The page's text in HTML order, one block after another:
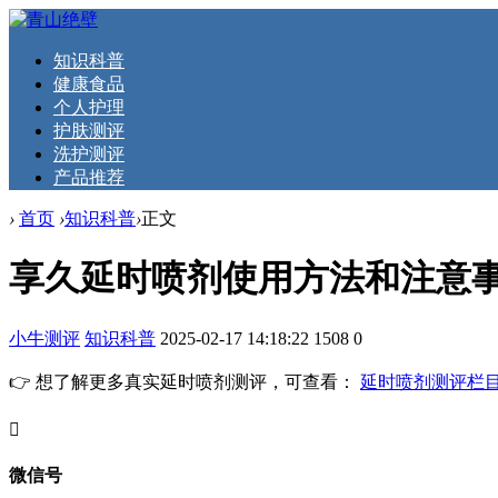
知识科普
健康食品
个人护理
护肤测评
洗护测评
产品推荐
› 首页 ›知识科普›正文
享久延时喷剂使用方法和注意
小牛测评 知识科普 2025-02-17 14:18:22 1508 0
👉 想了解更多真实延时喷剂测评，可查看： 延时喷剂测评栏
󦘖
微信号